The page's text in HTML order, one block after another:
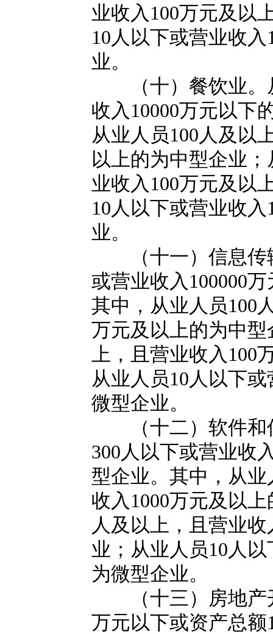
业收入100万元及以
10人以下或营业收
业。
（十）餐饮业。
收入10000万元以下
从业人员100人及以
以上的为中型企业
业收入100万元及以
10人以下或营业收
业。
（十一）信息传
或营业收入100000
其中，从业人员100
万元及以上的为中
上，且营业收入100
从业人员10人以下
微型企业。
（十二）软件和
300人以下或营业收
型企业。其中，从
收入1000万元及以
人及以上，且营业
业；从业人员10人
为微型企业。
（十三）房地产
万元以下或资产总额